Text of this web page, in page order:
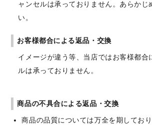
ャンセルは承っておりません。あらかじ
い。
お客様都合による返品・交換
イメージが違う等、当店ではお客様都合
ルは承っておりません。
商品の不具合による返品・交換
商品の品質については万全を期してお